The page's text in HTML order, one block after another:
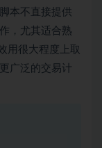
本不直接提供
，尤其适合熟
用很大程度上取
广泛的交易计